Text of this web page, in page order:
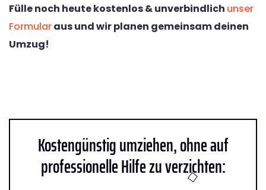
Fülle noch heute kostenlos & unverbindlich unser
Formularaus und wir planen gemeinsam deinen
Umzug!
Kostengünstig umziehen, ohne auf
professionelle Hilfe zu verzichten: